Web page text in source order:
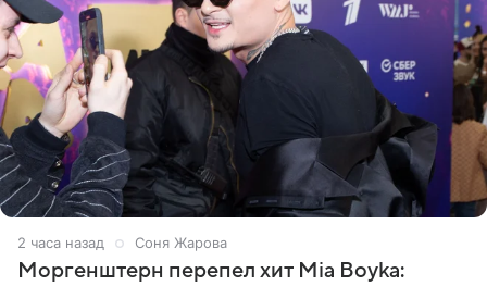
3 часа назад Соня Жарова
Моргенштерн перепел хит Mia Boyka: